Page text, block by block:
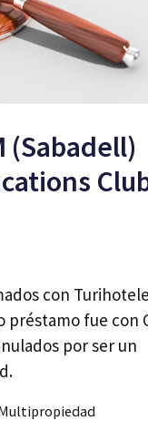
(Sabadell)
con
préstamo fue con
por ser un